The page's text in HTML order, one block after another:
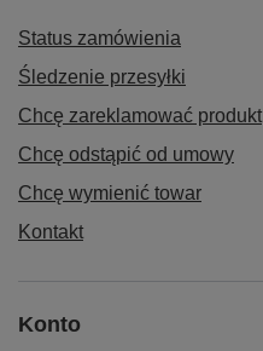
Status zamówienia
Śledzenie przesyłki
Chcę zareklamować produkt
Chcę odstąpić od umowy
Chcę wymienić towar
Kontakt
Konto